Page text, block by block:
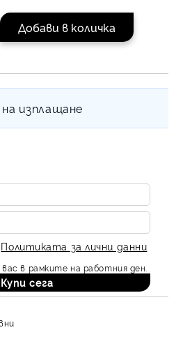
изплащане
на поръчката се
равни месечни вноски
За покупки на
Политиката за лични данни
в рамките на работния ден.